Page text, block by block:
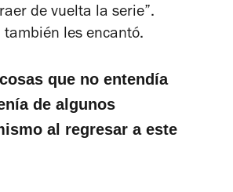
de vuelta la serie”.
les encantó.
que no entendía
de algunos
al regresar a este